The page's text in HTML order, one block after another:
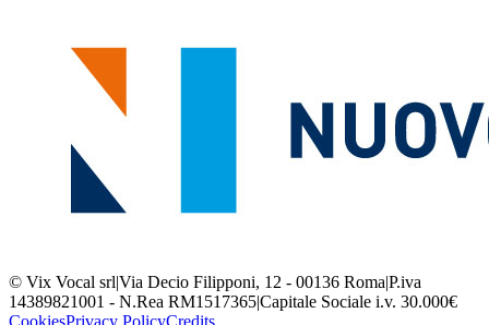
© Vix Vocal srl|Via Decio Filipponi, 12 - 00136 Roma|P.iva
14389821001 - N.Rea RM1517365|Capitale Sociale i.v. 30.000€
CookiesPrivacy PolicyCredits